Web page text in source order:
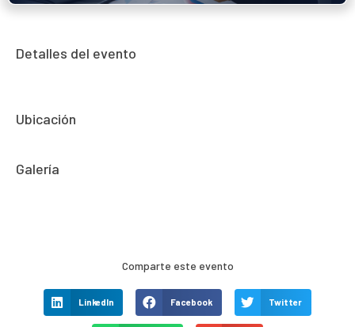
Detalles del evento
Ubicación
Galería
Comparte este evento
LinkedIn Facebook Twitter